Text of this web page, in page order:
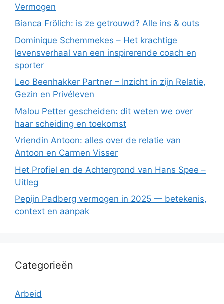
Vermogen
Bianca Frölich: is ze getrouwd? Alle ins & outs
Dominique Schemmekes – Het krachtige
levensverhaal van een inspirerende coach en
sporter
Leo Beenhakker Partner – Inzicht in zijn Relatie,
Gezin en Privéleven
Malou Petter gescheiden: dit weten we over
haar scheiding en toekomst
Vriendin Antoon: alles over de relatie van
Antoon en Carmen Visser
Het Profiel en de Achtergrond van Hans Spee –
Uitleg
Pepijn Padberg vermogen in 2025 — betekenis,
context en aanpak
Categorieën
Arbeid